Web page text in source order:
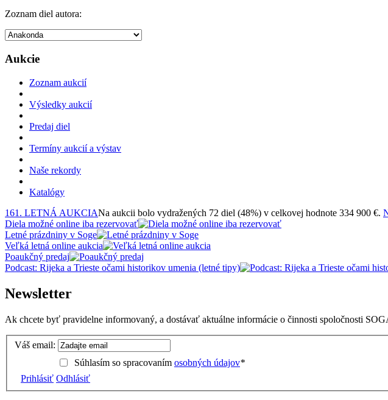
Zoznam diel autora:
Aukcie
Zoznam aukcií
Výsledky aukcií
Predaj diel
Termíny aukcií a výstav
Naše rekordy
Katalógy
161. LETNÁ AUKCIANa aukcii bolo vydražených 72 diel (48%) v celkovej hodnote 334 900 €.
Diela možné online iba rezervovať
Letné prázdniny v Soge
Veľká letná online aukcia
Poaukčný predaj
Podcast: Rijeka a Trieste očami historikov umenia (letné tipy)
Newsletter
Ak chcete byť pravidelne informovaný, a dostávať aktuálne informácie o činnosti spoločnosti
Váš email:
Súhlasím so spracovaním osobných údajov*
Prihlásiť Odhlásiť